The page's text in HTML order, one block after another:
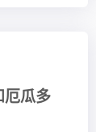
厄瓜多